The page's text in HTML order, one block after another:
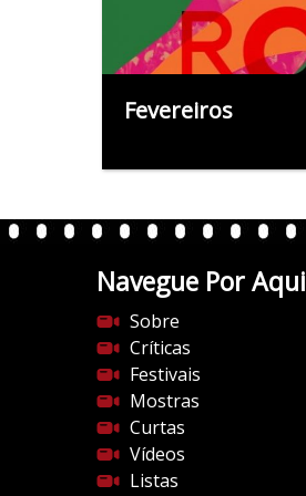
Fevereiros
Navegue Por Aqui
Sobre
Críticas
Festivais
Mostras
Curtas
Vídeos
Listas